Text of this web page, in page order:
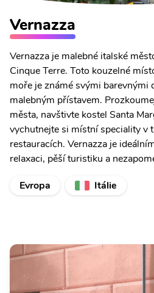
Vernazza
Vernazza je malebné italské
Cinque Terre. Toto kouzelné
moře je známé svými barevnými
malebným přístavem.
města, navštivte kostel Santa
vychutnejte si místní speciality v
restauracích. Vernazza je
relaxaci, pěší turistiku a
Evropa
Itálie